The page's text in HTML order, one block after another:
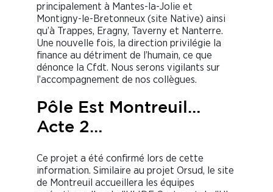
principalement à Mantes-la-Jolie et
Montigny-le-Bretonneux (site Native) ainsi
qu’à Trappes, Eragny, Taverny et Nanterre.
Une nouvelle fois, la direction privilégie la
finance au détriment de l’humain, ce que
dénonce la Cfdt. Nous serons vigilants sur
l’accompagnement de nos collègues.
Pôle Est Montreuil…
Acte 2…
Ce projet a été confirmé lors de cette
information. Similaire au projet Orsud, le site
de Montreuil accueillera les équipes